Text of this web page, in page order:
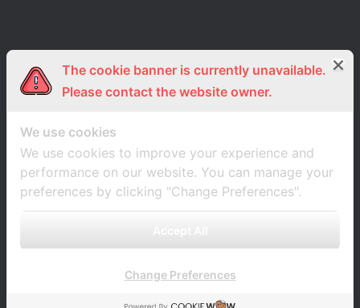
ร่วมงานกับเรา
สมัครงาน
Lemon Farm Cafe
ร้านอาหารอินทรีย์
The cookie banner is currently unavailable.
Please contact the website owner.
We use cookies
We use cookies to improve your experience and
performance on our website. You can manage your
preferences by clicking "Change Preferences".
Change Preferences